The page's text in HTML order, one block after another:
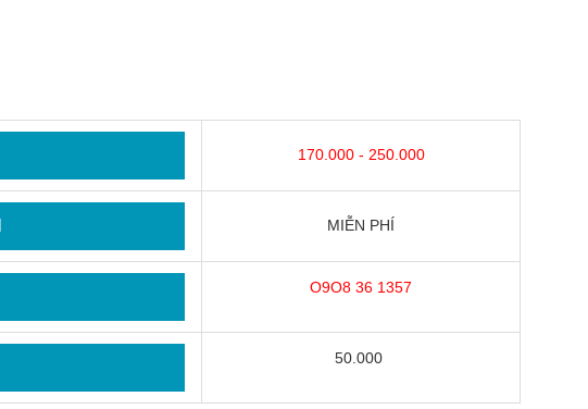
170.000 - 250.000
MIỄN PHÍ
O9O8 36 1357
50.000